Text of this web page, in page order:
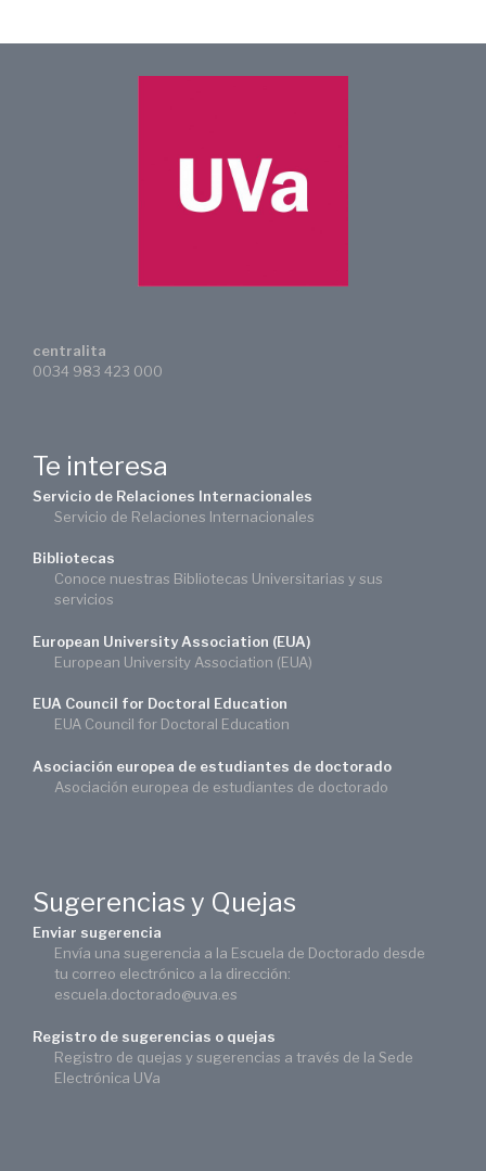
centralita
0034 983 423 000
Te interesa
Servicio de Relaciones Internacionales
Servicio de Relaciones Internacionales
Bibliotecas
Conoce nuestras Bibliotecas Universitarias y sus
servicios
European University Association (EUA)
European University Association (EUA)
EUA Council for Doctoral Education
EUA Council for Doctoral Education
Asociación europea de estudiantes de doctorado
Asociación europea de estudiantes de doctorado
Sugerencias y Quejas
Enviar sugerencia
Envía una sugerencia a la Escuela de Doctorado desde
tu correo electrónico a la dirección:
escuela.doctorado@uva.es
Registro de sugerencias o quejas
Registro de quejas y sugerencias a través de la Sede
Electrónica UVa